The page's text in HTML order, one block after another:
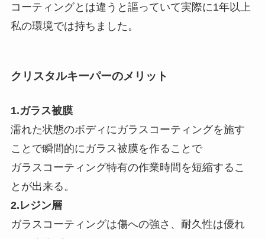
コーティングとは違うと謳っていて実際に1年以上
私の環境では持ちました。
クリスタルキーパーのメリット
1.ガラス被膜
濡れた状態のボディにガラスコーティングを施す
ことで瞬間的にガラス被膜を作ることで
ガラスコーティング特有の作業時間を短縮するこ
とが出来る。
2.レジン層
ガラスコーティングは傷への強さ、耐久性は優れ